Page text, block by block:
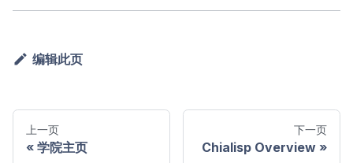
编辑此页
上一页
学院主页
下一页
Chialisp Overview